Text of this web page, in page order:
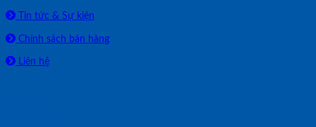
Tin tức & Sự kiện
Chính sách bán hàng
Liên hệ